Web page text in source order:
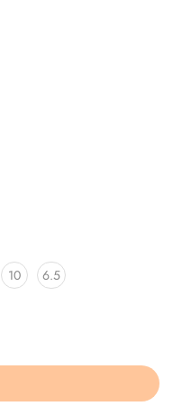
10 6.5